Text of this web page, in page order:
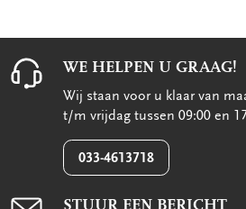
WE HELPEN U GRAAG!
Wij staan voor u klaar van
t/m vrijdag tussen 09:00 en
033-4613718